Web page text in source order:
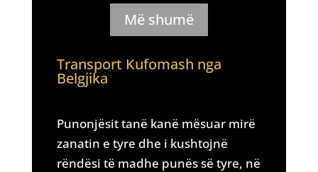
Më shumë
Transport Kufomash nga
Belgjika
Punonjësit tanë kanë mësuar mirë
zanatin e tyre dhe i kushtojnë
rëndësi të madhe punës së tyre, në